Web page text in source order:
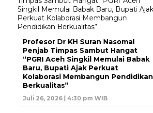
Profesor Dr KH Suran Nasomal
Penjab Timpas Sambut Hangat
“PGRI Aceh Singkil Memulai Babak
Baru, Bupati Ajak Perkuat
Kolaborasi Membangun Pendidikan
Berkualitas”
Juli 26, 2026 | 4:30 pm WIB